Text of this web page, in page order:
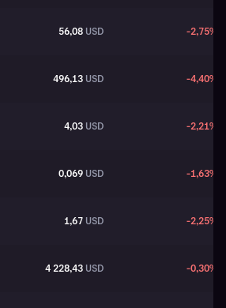
56,08 USD -2,75%
496,13 USD -4,40%
4,03 USD -2,21%
0,069 USD -1,63%
1,67 USD -2,25%
4 228,43 USD -0,30%